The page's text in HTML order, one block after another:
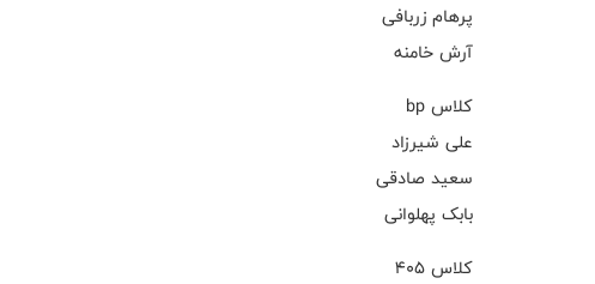
پرهام زربافی
آرش خامنه
کلاس bp
علی شیرزاد
سعید صادقی
بابک پهلوانی
کلاس ۴۰۵